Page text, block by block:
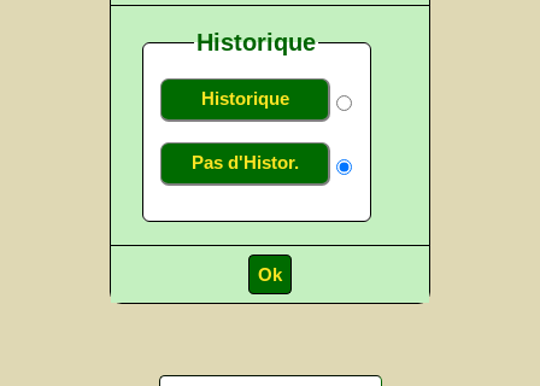
Historique
Historique
Pas d'Histor.